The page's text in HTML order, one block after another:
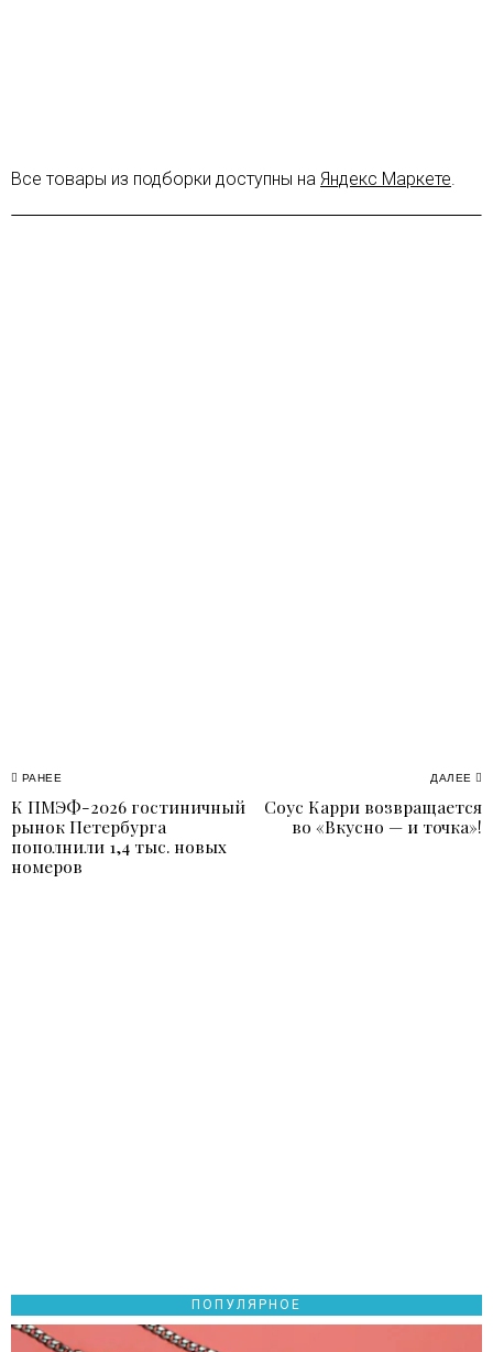
Все товары из подборки доступны на Яндекс Маркете
Навигация
по
записям
РАНЕЕ
Previous
post:
К ПМЭФ-2026 гостиничный
рынок Петербурга
пополнили 1,4 тыс. новых
номеров
ДАЛЕЕ
Соус Карри возвращается
во «Вкусно — и точка»!
ПОПУЛЯРНОЕ